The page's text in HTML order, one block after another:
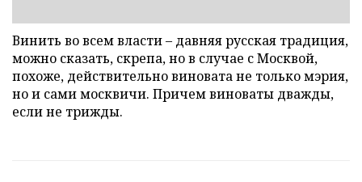
Винить во всем власти – давняя русская традиция,
можно сказать, скрепа, но в случае с Москвой,
похоже, действительно виновата не только мэрия,
но и сами москвичи. Причем виноваты дважды,
если не трижды.